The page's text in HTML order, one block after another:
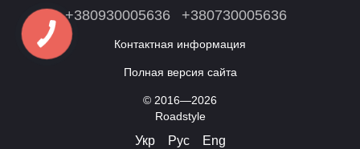
+380930005636 +380730005636
Контактная информация
Полная версия сайта
© 2016—2026
Roadstyle
Укр Рус Eng